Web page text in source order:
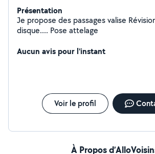
Présentation
Je propose des passages valise Révision
disque.... Pose attelage
Aucun avis pour l'instant
Voir le profil
À Propos